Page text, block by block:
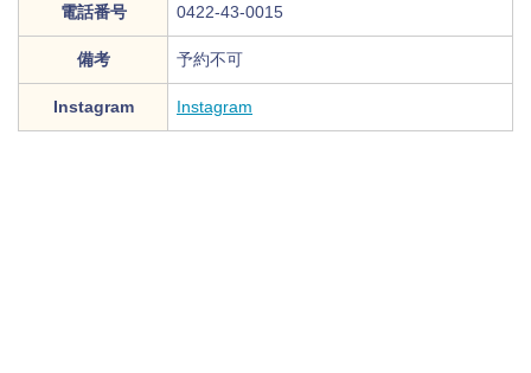
電話番号 0422-43-0015
備考 予約不可
Instagram Instagram